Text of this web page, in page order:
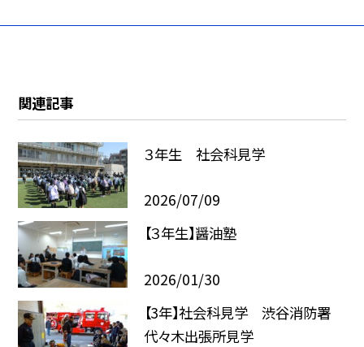
関連記事
３年生 社会科見学
2026/07/09
【３年生】醤油塾
2026/01/30
【3年】社会科見学 渋谷消防署
代々木出張所見学